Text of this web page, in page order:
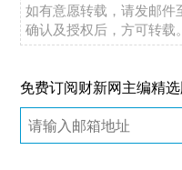
如有意愿转载，请发邮件
确认及授权后，方可转载。
免费订阅财新网主编精